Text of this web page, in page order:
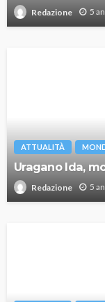
Redazione 5
ATTUALITÀ
Uragano Ida,
Redazione 5